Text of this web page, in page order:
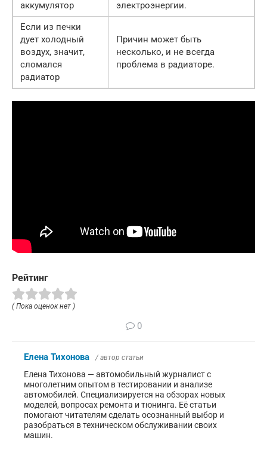
аккумулятор
электроэнергии.
Если из печки
дует холодный
воздух, значит,
сломался
радиатор
Причин может быть
несколько, и не всегда
проблема в радиаторе.
Рейтинг
( Пока оценок нет )
0
Елена Тихонова / автор статьи
Елена Тихонова — автомобильный журналист с
многолетним опытом в тестировании и анализе
автомобилей. Специализируется на обзорах новых
моделей, вопросах ремонта и тюнинга. Её статьи
помогают читателям сделать осознанный выбор и
разобраться в техническом обслуживании своих
машин.